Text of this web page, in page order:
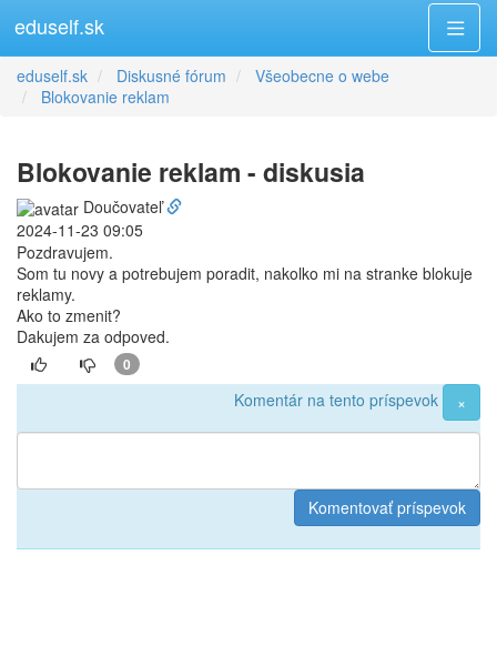
eduself.sk
eduself.sk Diskusné fórum
Všeobecne o webe
Blokovanie reklam
Blokovanie reklam - diskusia
Doučovateľ
2024-11-23 09:05
Pozdravujem.
Som tu novy a potrebujem poradit, nakolko mi na stranke blokuje
reklamy.
Ako to zmenit?
Dakujem za odpoved.
0
Komentár na tento príspevok ×